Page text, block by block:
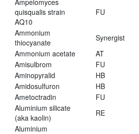
Ampelomyces
quisqualis strain
AQ10
FU
Ammonium
thiocyanate
Synergist
Ammonium acetate
AT
Amisulbrom
FU
Aminopyralid
HB
Amidosulfuron
HB
Ametoctradin
FU
Aluminium silicate
(aka kaolin)
RE
Aluminium